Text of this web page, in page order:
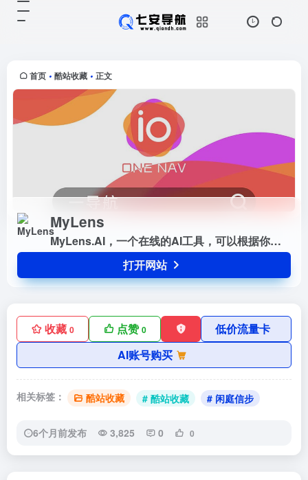
首页 • 酷站收藏 • 正文
MyLens
MyLens.AI，一个在线的AI工具，可以根据你提供的关键词来创建时间线，输入不同的关键词，可以是历史、人物、科技、产品甚至游戏。关键是无需注册就可使用！现在免费！！现在免费！！以后可能会进行收费（我猜的）
打开网站
收藏 0 点赞0
低价流量卡
AI账号购买
相关标签： 酷站收藏 # 酷站收藏 # 闲庭信步
6个月前发布 3,825 0 0
线，输入不同的关键词，可以是历
史、人物、科技、产品甚至游戏。关
键是无需注册就可使用！现在...